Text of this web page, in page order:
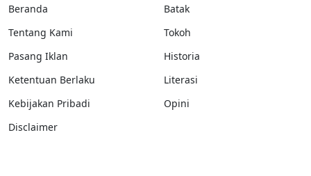
Beranda
Tentang Kami
Pasang Iklan
Ketentuan Berlaku
Kebijakan Pribadi
Disclaimer
Batak
Tokoh
Historia
Literasi
Opini